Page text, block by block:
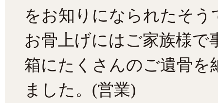
をお知りになられたそう
お骨上げにはご家族様で
箱にたくさんのご遺骨
ました。(営業)